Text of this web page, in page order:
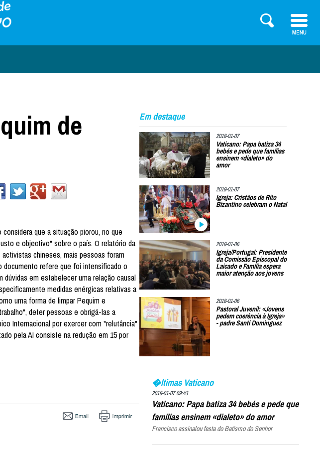
de
que a situação piorou, no que
e objectivo" sobre o país. O relatório da
chineses, mais pessoas foram
documento refere que foi intensificado o
em estabelecer uma relação causal
medidas enérgicas relativas a
uma forma de limpar Pequim e
deter pessoas e obrigá-las a
Internacional por exercer com "relutância"
pela AI consiste na redução em 15 por
Em destaque
2018-01-07
Vaticano: Papa batiza 34
bebés e pede que famílias
ensinem «dialeto» do
amor
2018-01-07
Igreja: Cristãos de Rito
Bizantino celebram o Natal
2018-01-06
Igreja/Portugal: Presidente
da Comissão Episcopal do
Laicado e Família espera
maior atenção aos jovens
2018-01-06
Pastoral Juvenil: «Jovens
pedem coerência à Igreja»
- padre Santi Dominguez
�ltimas Vaticano
2018-01-07 09:43
Vaticano: Papa batiza 34 bebés e pede que
famílias ensinem «dialeto» do amor
Francisco assinalou festa do Batismo do Senhor